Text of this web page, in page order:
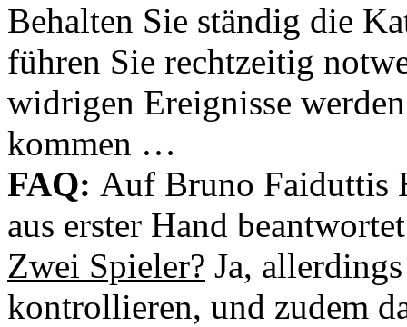
Behalten Sie ständig die
führen Sie rechtzeitig
widrigen Ereignisse
kommen …
FAQ: Auf Bruno Faiduttis
aus erster Hand
Zwei Spieler? Ja,
kontrollieren, und zudem